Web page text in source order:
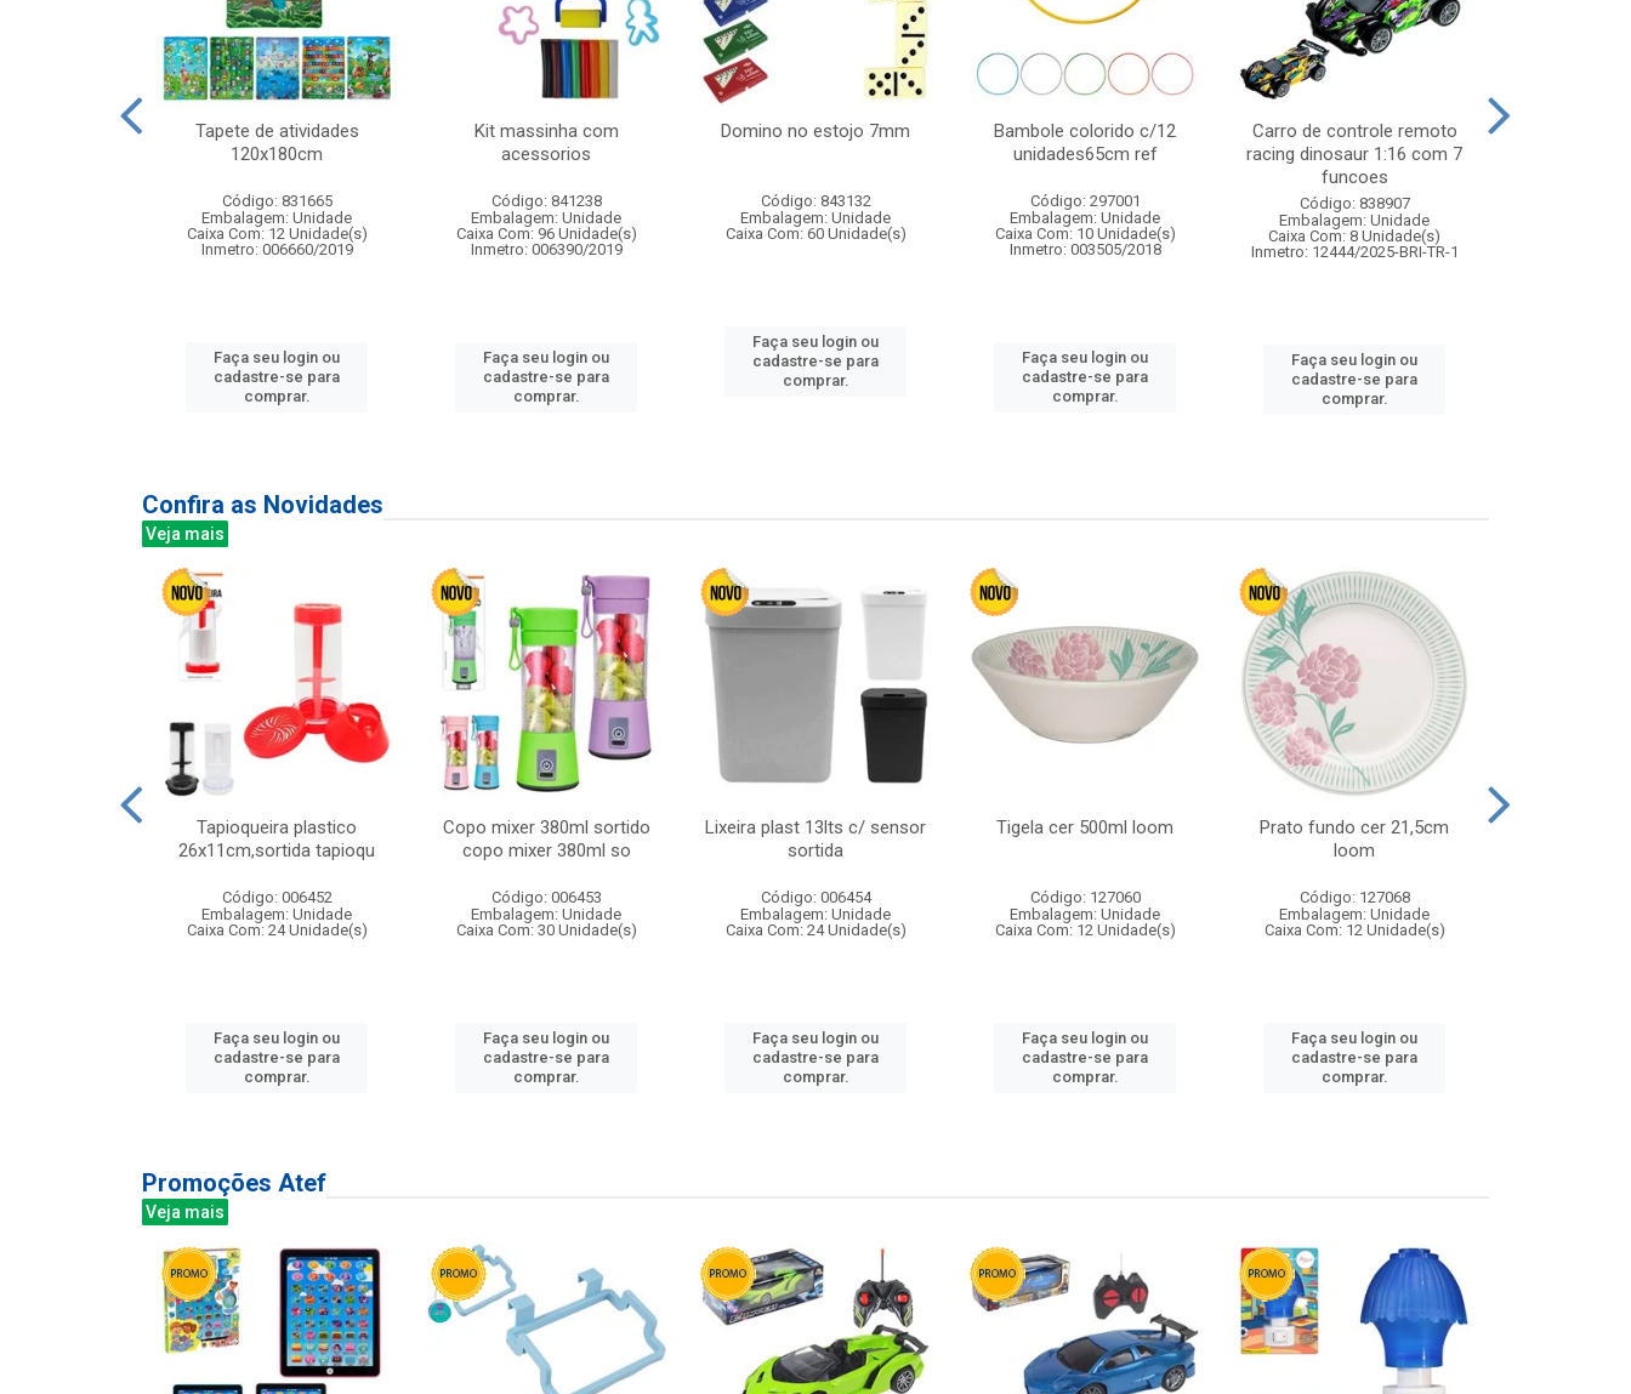
Tapete de atividades
120x180cm
Código: 831665
Embalagem: Unidade
Caixa Com: 12 Unidade(s)
Inmetro: 006660/2019
Faça seu login ou
cadastre-se para
comprar.
Kit massinha com
acessorios
Código: 841238
Embalagem: Unidade
Caixa Com: 96 Unidade(s)
Inmetro: 006390/2019
Faça seu login ou
cadastre-se para
comprar.
Domino no estojo 7mm
Código: 843132
Embalagem: Unidade
Caixa Com: 60 Unidade(s)
Faça seu login ou
cadastre-se para
comprar.
Bambole colorido c/12
unidades65cm ref
Código: 297001
Embalagem: Unidade
Caixa Com: 10 Unidade(s)
Inmetro: 003505/2018
Faça seu login ou
cadastre-se para
comprar.
Carro de controle remoto
racing dinosaur 1:16 com 7
funcoes
Código: 838907
Embalagem: Unidade
Caixa Com: 8 Unidade(s)
Inmetro: 12444/2025-BRI-TR-1
Faça seu login ou
cadastre-se para
comprar.
Confira as Novidades
Veja mais
Tapioqueira plastico
26x11cm,sortida tapioqu
Código: 006452
Embalagem: Unidade
Caixa Com: 24 Unidade(s)
Faça seu login ou
cadastre-se para
comprar.
Copo mixer 380ml sortido
copo mixer 380ml so
Código: 006453
Embalagem: Unidade
Caixa Com: 30 Unidade(s)
Faça seu login ou
cadastre-se para
comprar.
Lixeira plast 13lts c/ sensor
sortida
Código: 006454
Embalagem: Unidade
Caixa Com: 24 Unidade(s)
Faça seu login ou
cadastre-se para
comprar.
Tigela cer 500ml loom
Código: 127060
Embalagem: Unidade
Caixa Com: 12 Unidade(s)
Faça seu login ou
cadastre-se para
comprar.
Prato fundo cer 21,5cm
loom
Código: 127068
Embalagem: Unidade
Caixa Com: 12 Unidade(s)
Faça seu login ou
cadastre-se para
comprar.
Promoções Atef
Veja mais